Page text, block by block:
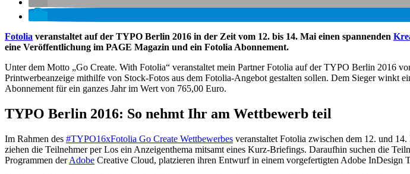
Fotolia veranstaltet auf der TYPO Berlin 2016 in der Zeit vom 12. bis 14. Mai einen spannenden
eine Veröffentlichung im PAGE Magazin und ein Fotolia Abonnement.
Unter dem Motto „Go Create. With Fotolia“ veranstaltet mein Partner Fotolia auf der TYPO Berlin 2016
Printwerbeanzeige mithilfe von Stock-Fotos aus dem Fotolia-Angebot gestalten sollen. Dem Sieger
Abonnement für ein ganzes Jahr im Wert von 765,00 Euro.
TYPO Berlin 2016: So nehmt Ihr am Wettbewerb teil
Im Rahmen des #TYPO16xFotolia Go Create Wettbewerbes veranstaltet Fotolia zwischen dem 12. und
ziehen die Teilnehmer per Los ein Anzeigenthema mitsamt eines Kurz-Briefings. Daraufhin suchen die
Programmen derAdobe Creative Cloud, platzieren ihren Entwurf in einem vorgefertigten Adobe InDesign